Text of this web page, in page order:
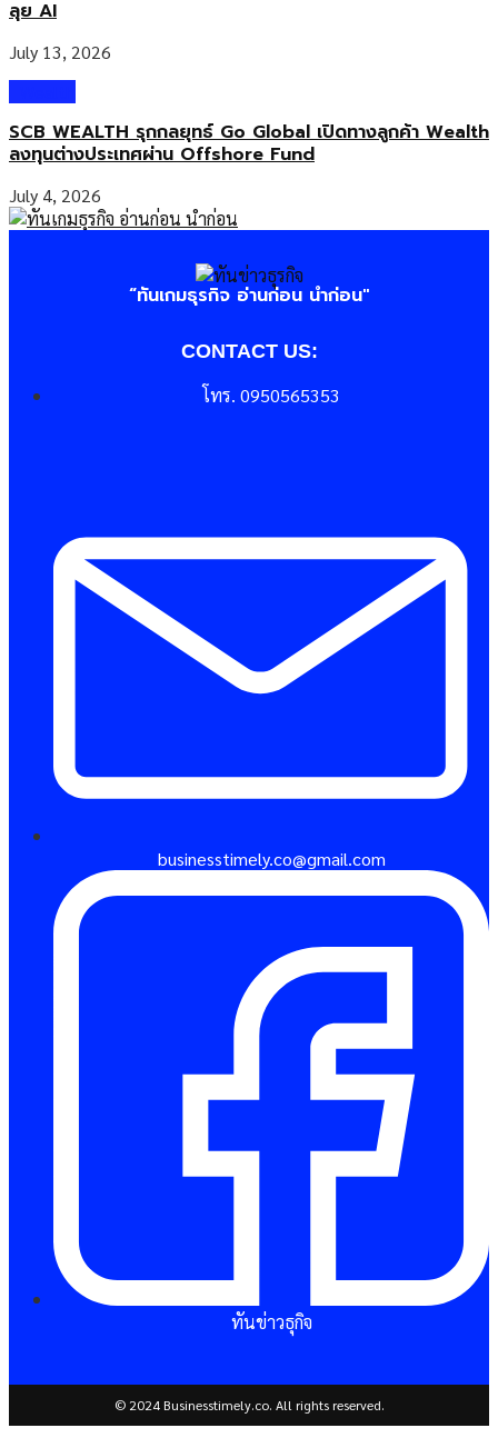
ลุย AI
July 13, 2026
SCB WEALTH รุกกลยุทธ์ Go Global เปิดทางลูกค้า Wealth
ลงทุนต่างประเทศผ่าน Offshore Fund
July 4, 2026
“ทันเกมธุรกิจ อ่านก่อน นำก่อน"
CONTACT US:
โทร. 0950565353
businesstimely.co@gmail.com
ทันข่าวธุกิจ
© 2024 Businesstimely.co. All rights reserved.